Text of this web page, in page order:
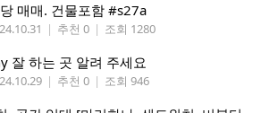
매매. 건물포함 #s27a
| 추천 0 | 조회 1280
잘 하는 곳 알려 주세요
| 추천 0 | 조회 946